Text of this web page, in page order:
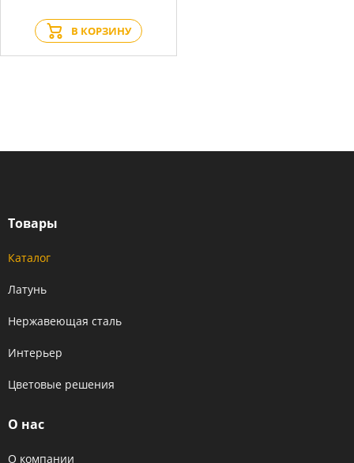
В КОРЗИНУ
Товары
Каталог
Латунь
Нержавеющая сталь
Интерьер
Цветовые решения
О нас
О компании